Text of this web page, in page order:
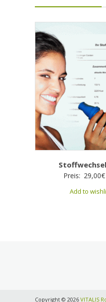
Preis: 29,00€
Add to
Copyright © 2026 VITALIS